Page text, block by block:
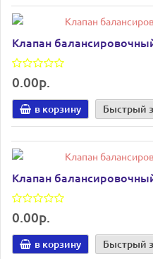
Клапан
0.00р.
в корзину Быстрый
Клапан
0.00р.
в корзину Быстрый